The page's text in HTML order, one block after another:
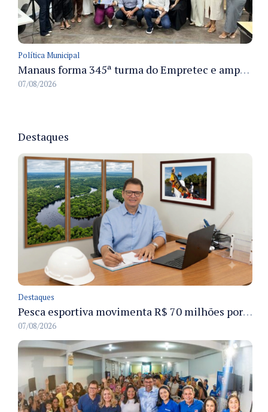
Política Municipal
Manaus forma 345ª turma do Empretec e amplia qualificação de empreendedores na cidade
07/08/2026
Destaques
Destaques
Pesca esportiva movimenta R$ 70 milhões por ano e ganha espaço na economia sustentável do Amazonas
07/08/2026